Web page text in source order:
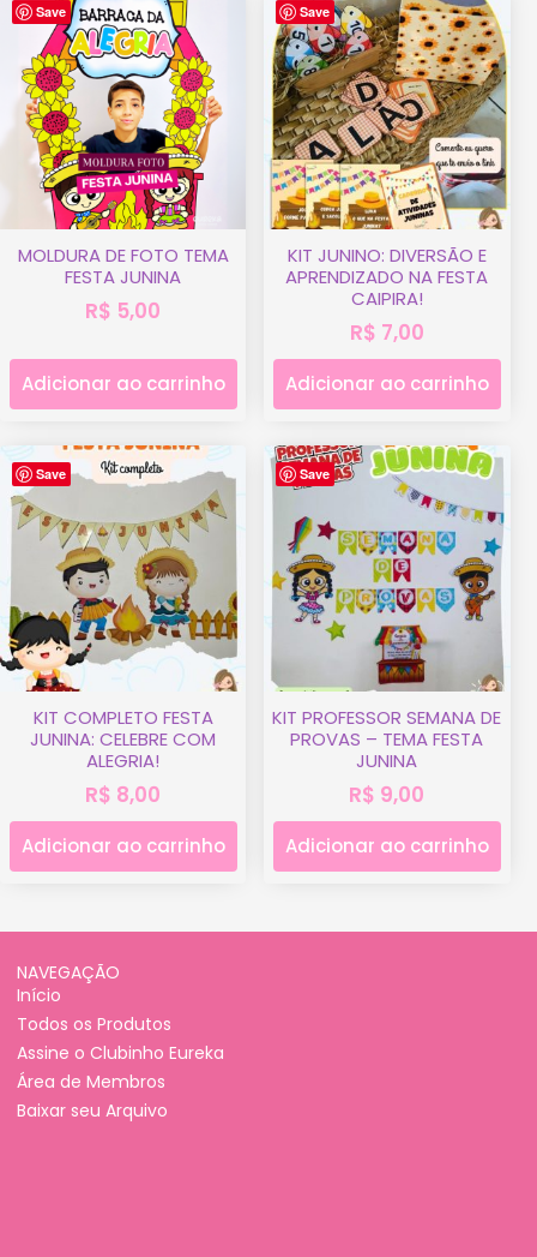
Save
MOLDURA DE FOTO TEMA
FESTA JUNINA
R$ 5,00
Adicionar ao carrinho
Save
KIT JUNINO: DIVERSÃO E
APRENDIZADO NA FESTA
CAIPIRA!
R$ 7,00
Adicionar ao carrinho
Save
KIT COMPLETO FESTA
JUNINA: CELEBRE COM
ALEGRIA!
R$ 8,00
Adicionar ao carrinho
Save
KIT PROFESSOR SEMANA DE
PROVAS – TEMA FESTA
JUNINA
R$ 9,00
Adicionar ao carrinho
NAVEGAÇÃO
Início
Todos os Produtos
Assine o Clubinho Eureka
Área de Membros
Baixar seu Arquivo